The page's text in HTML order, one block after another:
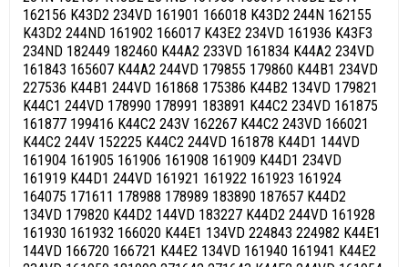
162156 K43D2 234VD 161901 166018 K43D2 244N 162155
K43D2 244ND 161902 166017 K43E2 234VD 161936 K43F3
234ND 182449 182460 K44A2 233VD 161834 K44A2 234VD
161843 165607 K44A2 244VD 179855 179860 K44B1 234VD
227536 K44B1 244VD 161868 175386 K44B2 134VD 179821
K44C1 244VD 178990 178991 183891 K44C2 234VD 161875
161877 199416 K44C2 243V 162267 K44C2 243VD 166021
K44C2 244V 152225 K44C2 244VD 161878 K44D1 144VD
161904 161905 161906 161908 161909 K44D1 234VD
161919 K44D1 244VD 161921 161922 161923 161924
164075 171611 178988 178989 183890 187657 K44D2
134VD 179820 K44D2 144VD 183227 K44D2 244VD 161928
161930 161932 166020 K44E1 134VD 224843 224982 K44E1
144VD 166720 166721 K44E2 134VD 161940 161941 K44E2